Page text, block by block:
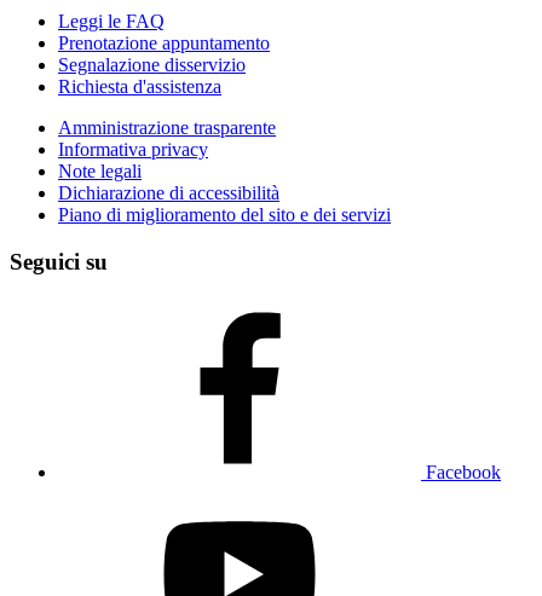
Leggi le FAQ
Prenotazione appuntamento
Segnalazione disservizio
Richiesta d'assistenza
Amministrazione trasparente
Informativa privacy
Note legali
Dichiarazione di accessibilità
Piano di miglioramento del sito e dei servizi
Seguici su
Facebook